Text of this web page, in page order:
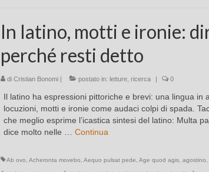
In latino, motti e ironie:
perché resti detto
di Cristian Bonomi| postato in: letture, ricerca | 0
Il latino ha espressioni pittoriche e brevi: una lingua in
locuzioni, motti e ironie come audaci colpi di spada.
che meglio esprime l’icastica sintesi del latino: Multa
dice molto nelle … Continua
Ab ovo Acheronta movebo Aequo pulsat pede Age quod agis, agostino